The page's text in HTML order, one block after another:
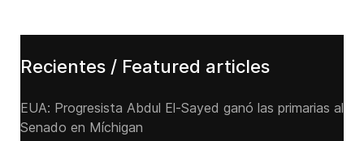
Recientes / Featured articles
EUA: Progresista Abdul El-Sayed ganó las primarias al
Senado ‌en Míchigan